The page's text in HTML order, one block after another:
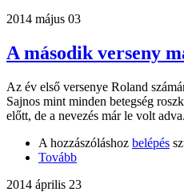
2014 május 03
A második verseny
Az év első versenye Roland
Sajnos mint minden betegség
előtt, de a nevezés már le volt
A hozzászóláshoz belépés
Tovább
2014 április 23